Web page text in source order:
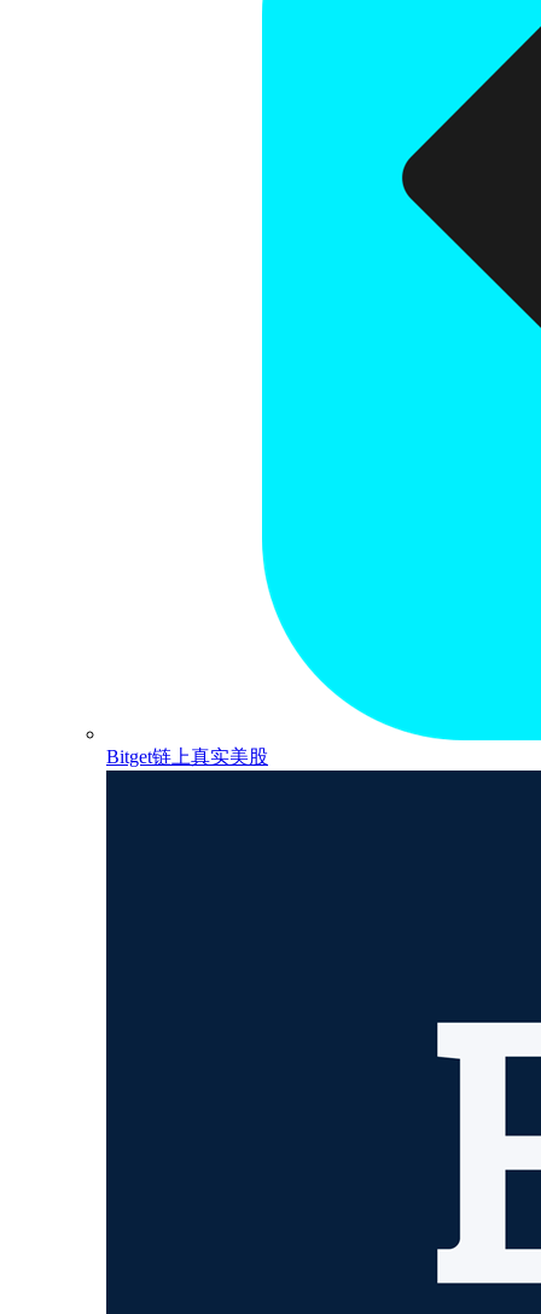
Bitget链上真实美股